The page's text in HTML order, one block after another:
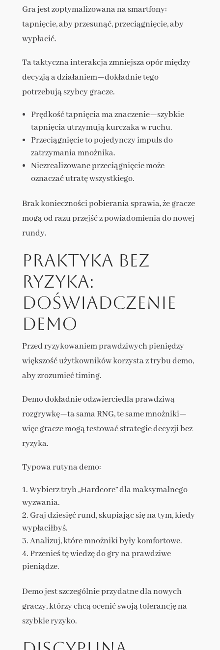
Gra jest zoptymalizowana na smartfony:
tapnięcie, aby przesunąć, przeciągnięcie, aby
wypłacić.
Ta taktyczna interakcja zmniejsza opór między
decyzją a działaniem—dokładnie tego
potrzebują szybcy gracze.
Prędkość tapnięcia ma znaczenie—szybkie
tapnięcia utrzymują kurczaka w ruchu.
Przeciągnięcie to pojedynczy impuls do
zatrzymania mnożnika.
Niezrealizowane przeciągnięcie może
oznaczać utratę wszystkiego.
Brak konieczności pobierania sprawia, że gracze
mogą od razu przejść z powiadomienia do nowej
rundy.
Praktyka bez
ryzyka:
doświadczenie
demo
Przed ryzykowaniem prawdziwych pieniędzy
większość użytkowników korzysta z trybu demo,
aby zrozumieć timing.
Demo dokładnie odzwierciedla prawdziwą
rozgrywkę—ta sama RNG, te same mnożniki—
więc gracze mogą testować strategie decyzji bez
ryzyka.
Typowa rutyna demo:
Wybierz tryb „Hardcore” dla maksymalnego
wyzwania.
Graj dziesięć rund, skupiając się na tym, kiedy
wypłaciłbyś.
Analizuj, które mnożniki były komfortowe.
Przenieś tę wiedzę do gry na prawdziwe
pieniądze.
Demo jest szczególnie przydatne dla nowych
graczy, którzy chcą ocenić swoją tolerancję na
szybkie ryzyko.